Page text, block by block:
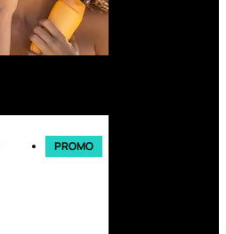
PROMO